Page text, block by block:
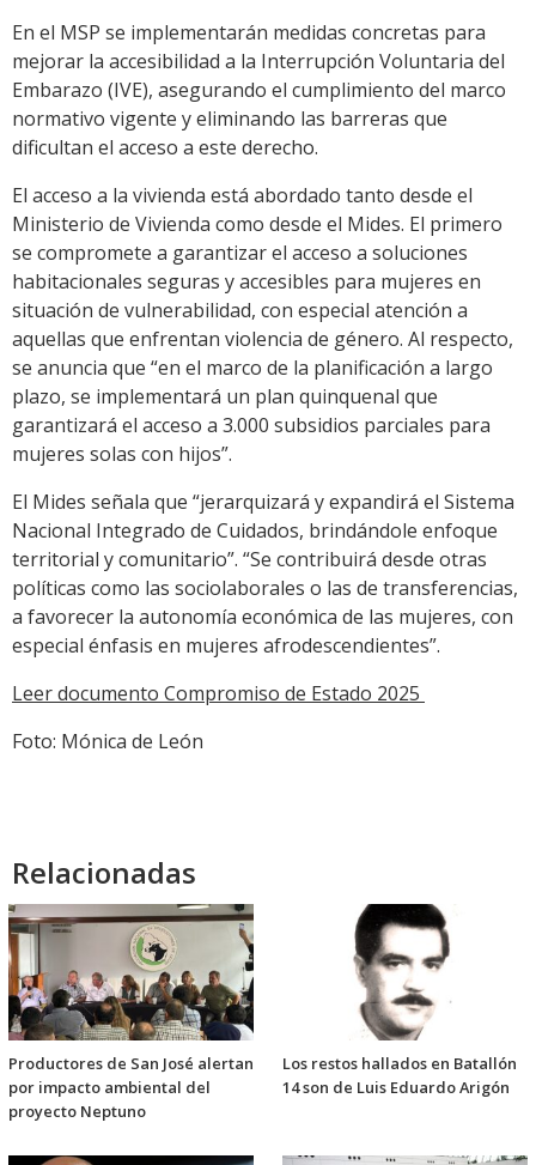
En el MSP se implementarán medidas concretas para
mejorar la accesibilidad a la Interrupción Voluntaria del
Embarazo (IVE), asegurando el cumplimiento del marco
normativo vigente y eliminando las barreras que
dificultan el acceso a este derecho.
El acceso a la vivienda está abordado tanto desde el
Ministerio de Vivienda como desde el Mides. El primero
se compromete a garantizar el acceso a soluciones
habitacionales seguras y accesibles para mujeres en
situación de vulnerabilidad, con especial atención a
aquellas que enfrentan violencia de género. Al respecto,
se anuncia que “en el marco de la planificación a largo
plazo, se implementará un plan quinquenal que
garantizará el acceso a 3.000 subsidios parciales para
mujeres solas con hijos”.
El Mides señala que “jerarquizará y expandirá el Sistema
Nacional Integrado de Cuidados, brindándole enfoque
territorial y comunitario”. “Se contribuirá desde otras
políticas como las sociolaborales o las de transferencias,
a favorecer la autonomía económica de las mujeres, con
especial énfasis en mujeres afrodescendientes”.
Leer documento Compromiso de Estado 2025
Foto: Mónica de León
Relacionadas
Productores de San José alertan
por impacto ambiental del
proyecto Neptuno
Los restos hallados en Batallón
14 son de Luis Eduardo Arigón